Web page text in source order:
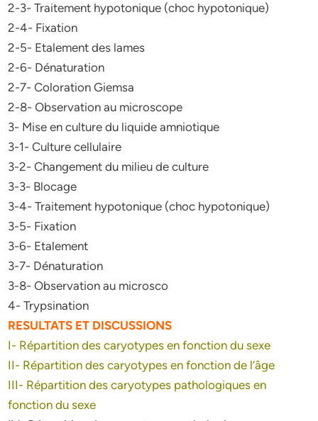
2-3- Traitement hypotonique (choc hypotonique)
2-4- Fixation
2-5- Etalement des lames
2-6- Dénaturation
2-7- Coloration Giemsa
2-8- Observation au microscope
3- Mise en culture du liquide amniotique
3-1- Culture cellulaire
3-2- Changement du milieu de culture
3-3- Blocage
3-4- Traitement hypotonique (choc hypotonique)
3-5- Fixation
3-6- Etalement
3-7- Dénaturation
3-8- Observation au microsco
4- Trypsination
RESULTATS ET DISCUSSIONS
I- Répartition des caryotypes en fonction du sexe
II- Répartition des caryotypes en fonction de l’âge
III- Répartition des caryotypes pathologiques en
fonction du sexe